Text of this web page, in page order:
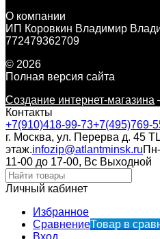
О компании
ИП Коровкин Владимир
772479362709
© 2026
Полная версия сайта
Создание интернет-магазина
Контакты
+7(910)418-99-73+7(495)769-
г. Москва, ул. Перерва д. 45
этаж.infozip@atlantminsk.ru
11-00 до 17-00, Вс Выходной
Личный кабинет
Избранное
СравнениеТовар в